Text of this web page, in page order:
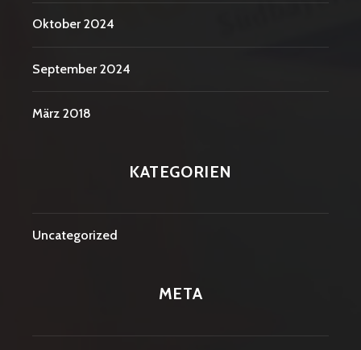
Oktober 2024
September 2024
März 2018
KATEGORIEN
Uncategorized
META